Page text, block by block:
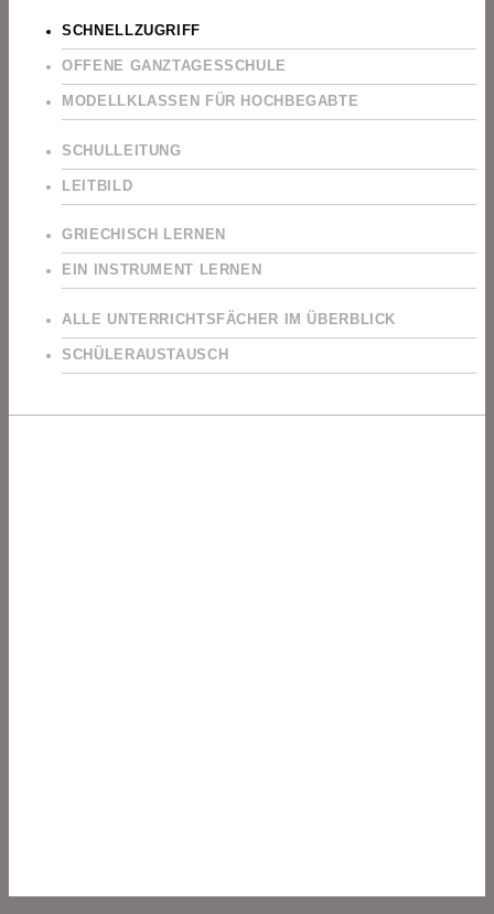
SCHNELLZUGRIFF
OFFENE GANZTAGESSCHULE
MODELLKLASSEN FÜR HOCHBEGABTE
SCHULLEITUNG
LEITBILD
GRIECHISCH LERNEN
EIN INSTRUMENT LERNEN
ALLE UNTERRICHTSFÄCHER IM ÜBERBLICK
SCHÜLERAUSTAUSCH